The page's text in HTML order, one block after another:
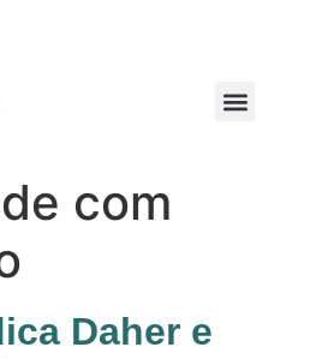
com
Daher e